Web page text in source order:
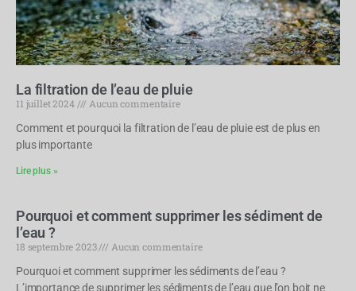
La filtration de l’eau de pluie
11 juillet 2024
Aucun commentaire
Comment et pourquoi la filtration de l’eau de pluie est de plus en
plus importante
Lire plus »
Pourquoi et comment supprimer les sédiment de
l’eau ?
18 septembre 2023
Aucun commentaire
Pourquoi et comment supprimer les sédiments de l’eau ?
L’importance de supprimer les sédiments de l’eau que l’on boit ne